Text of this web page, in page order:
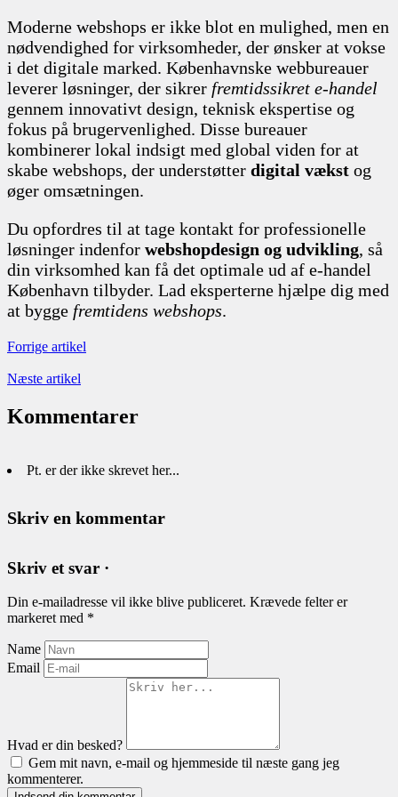
Moderne webshops er ikke blot en mulighed, men en
nødvendighed for virksomheder, der ønsker at vokse
i det digitale marked. Københavnske webbureauer
leverer løsninger, der sikrer fremtidssikret e-handel
gennem innovativt design, teknisk ekspertise og
fokus på brugervenlighed. Disse bureauer
kombinerer lokal indsigt med global viden for at
skabe webshops, der understøtter digital vækst og
øger omsætningen.
Du opfordres til at tage kontakt for professionelle
løsninger indenfor webshopdesign og udvikling, så
din virksomhed kan få det optimale ud af e-handel
København tilbyder. Lad eksperterne hjælpe dig med
at bygge fremtidens webshops.
Forrige artikel
Næste artikel
Kommentarer
Pt. er der ikke skrevet her...
Skriv en kommentar
Skriv et svar ·
Din e-mailadresse vil ikke blive publiceret. Krævede felter er
markeret med *
Name
Email
Hvad er din besked?
Gem mit navn, e-mail og hjemmeside til næste gang jeg
kommenterer.